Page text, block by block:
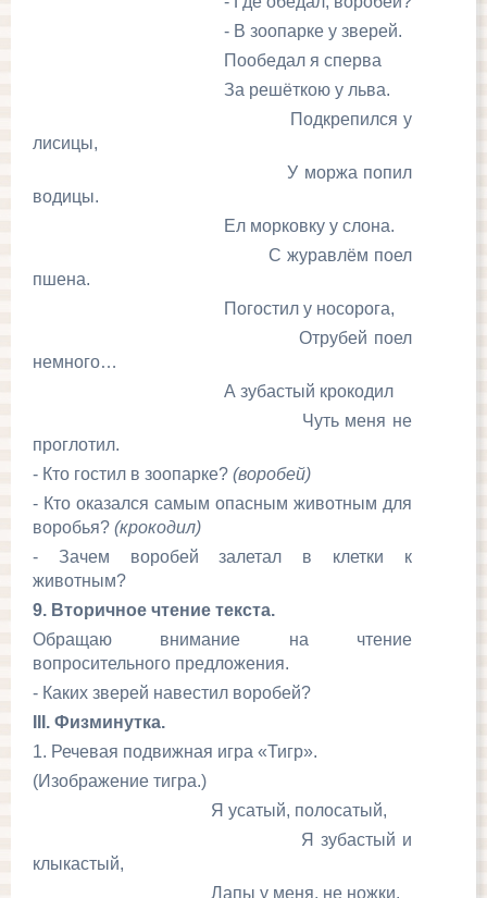
- В зоопарке у зверей.
Пообедал я сперва
За решёткою у льва.
Подкрепился у
лисицы,
У моржа попил
водицы.
Ел морковку у слона.
С журавлём поел
пшена.
Погостил у носорога,
Отрубей поел
немного…
А зубастый крокодил
Чуть меня не
проглотил.
- Кто гостил в зоопарке? (воробей)
- Кто оказался самым опасным животным для
воробья? (крокодил)
- Зачем воробей залетал в клетки к
животным?
9. Вторичное чтение текста.
Обращаю внимание на чтение
вопросительного предложения.
- Каких зверей навестил воробей?
. Физминутка.
1. Речевая подвижная игра «Тигр».
(Изображение тигра.)
Я усатый, полосатый,
Я зубастый и
клыкастый,
Лапы у меня, не ножки.